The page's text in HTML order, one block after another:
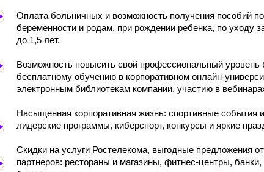
Оплата больничных и возможность получения пособий по
беременности и родам, при рождении ребенка, по уходу
до 1,5 лет.
Возможность повысить свой профессиональный уровень
бесплатному обучению в корпоративном онлайн-
электронным библиотекам компании, участию в
Насыщенная корпоративная жизнь: спортивные события
лидерские программы, киберспорт, конкурсы и яркие
Скидки на услуги Ростелекома, выгодные предложения от
партнеров: рестораны и магазины, фитнес-центры, банки,